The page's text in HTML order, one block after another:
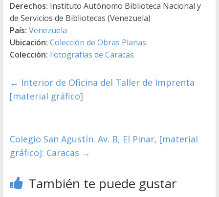
Derechos: Instituto Autónomo Biblioteca Nacional y
de Servicios de Bibliotecas (Venezuela)
País: Venezuela
Ubicación: Colección de Obras Planas
Colección: Fotografías de Caracas
← Interior de Oficina del Taller de Imprenta
[material gráfico]
Colegio San Agustín. Av. B, El Pinar, [material
gráfico]: Caracas →
También te puede gustar